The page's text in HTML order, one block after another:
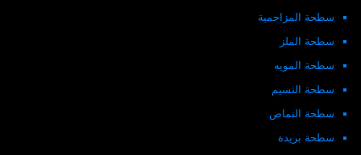
سطحة المزاحمية
سطحة الملز
سطحة المويه
سطحة النسيم
سطحة النماص
سطحة بريدة